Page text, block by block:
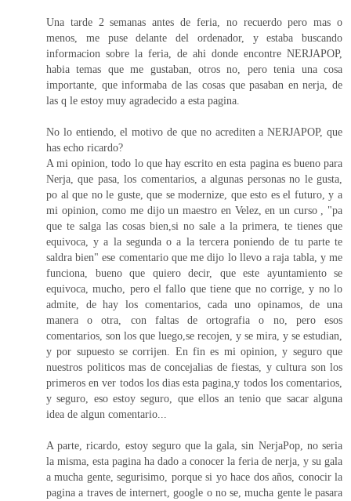
Una tarde 2 semanas antes de feria, no recuerdo pero mas o
menos, me puse delante del ordenador, y estaba buscando
informacion sobre la feria, de ahi donde encontre NERJAPOP,
habia temas que me gustaban, otros no, pero tenia una cosa
importante, que informaba de las cosas que pasaban en nerja, de
las q le estoy muy agradecido a esta pagina.
No lo entiendo, el motivo de que no acrediten a NERJAPOP, que
has echo ricardo?
A mi opinion, todo lo que hay escrito en esta pagina es bueno para
Nerja, que pasa, los comentarios, a algunas personas no le gusta,
po al que no le guste, que se modernize, que esto es el futuro, y a
mi opinion, como me dijo un maestro en Velez, en un curso , "pa
que te salga las cosas bien,si no sale a la primera, te tienes que
equivoca, y a la segunda o a la tercera poniendo de tu parte te
saldra bien" ese comentario que me dijo lo llevo a raja tabla, y me
funciona, bueno que quiero decir, que este ayuntamiento se
equivoca, mucho, pero el fallo que tiene que no corrige, y no lo
admite, de hay los comentarios, cada uno opinamos, de una
manera o otra, con faltas de ortografia o no, pero esos
comentarios, son los que luego,se recojen, y se mira, y se estudian,
y por supuesto se corrijen. En fin es mi opinion, y seguro que
nuestros politicos mas de concejalias de fiestas, y cultura son los
primeros en ver todos los dias esta pagina,y todos los comentarios,
y seguro, eso estoy seguro, que ellos an tenio que sacar alguna
idea de algun comentario...
A parte, ricardo, estoy seguro que la gala, sin NerjaPop, no seria
la misma, esta pagina ha dado a conocer la feria de nerja, y su gala
a mucha gente, segurisimo, porque si yo hace dos años, conocir la
pagina a traves de internert, google o no se, mucha gente le pasara